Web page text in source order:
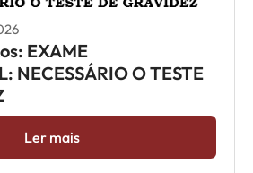
EXAME
NECESSÁRIO O TESTE
Ler mais